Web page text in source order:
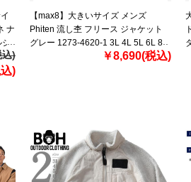
ナ
込)
)
【max8】大きいサイズ メンズ
Phiten 流し杢 フリース ジャケット
グレー 1273-4620-1 3L 4L 5L 6L 8L
￥8,690(税込)